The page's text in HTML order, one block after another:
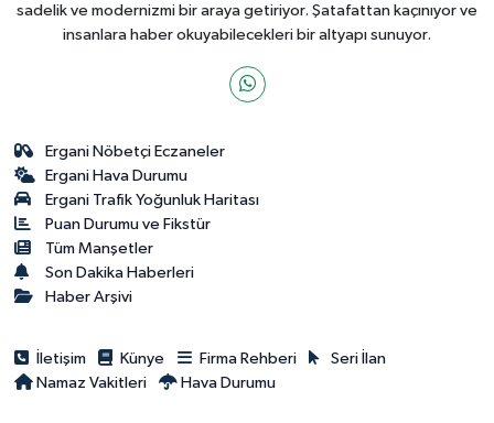
sadelik ve modernizmi bir araya getiriyor. Şatafattan kaçınıyor ve
insanlara haber okuyabilecekleri bir altyapı sunuyor.
Ergani Nöbetçi Eczaneler
Ergani Hava Durumu
Ergani Trafik Yoğunluk Haritası
Puan Durumu ve Fikstür
Tüm Manşetler
Son Dakika Haberleri
Haber Arşivi
İletişim Künye Firma Rehberi
Seri İlan
Namaz Vakitleri
Hava Durumu